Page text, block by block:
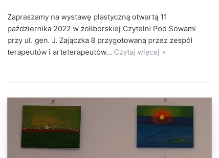
Zapraszamy na wystawę plastyczną otwartą 11
października 2022 w żoliborskiej Czytelni Pod Sowami
przy ul. gen. J. Zajączka 8 przygotowaną przez zespół
terapeutów i arteterapeutów… Czytaj więcej »